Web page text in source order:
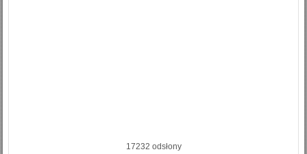
17232 odsłony